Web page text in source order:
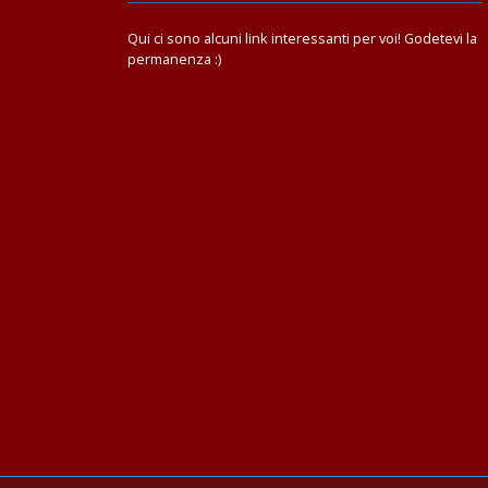
Qui ci sono alcuni link interessanti per voi! Godetevi la
permanenza :)